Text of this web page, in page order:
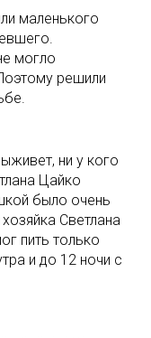
маленького
могло
решили
ни у кого
Цайко
было очень
Светлана
пить только
и до 12 ночи с